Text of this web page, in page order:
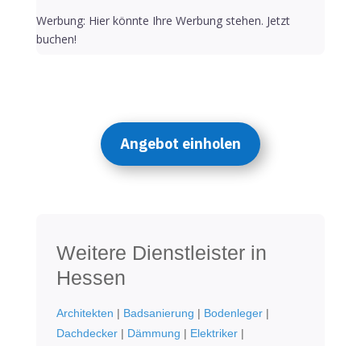
Werbung: Hier könnte Ihre Werbung stehen. Jetzt
buchen!
Angebot einholen
Weitere Dienstleister in
Hessen
Architekten | Badsanierung | Bodenleger|
Dachdecker| Dämmung | Elektriker|